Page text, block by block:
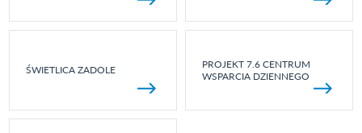
ŚWIETLICA ZADOLE
PROJEKT 7.6 CENTRUM
WSPARCIA DZIENNEGO